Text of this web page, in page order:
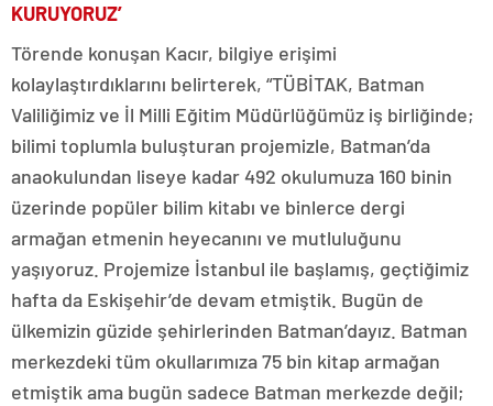
KURUYORUZ’
Törende konuşan Kacır, bilgiye erişimi
kolaylaştırdıklarını belirterek, “TÜBİTAK, Batman
Valiliğimiz ve İl Milli Eğitim Müdürlüğümüz iş birliğinde;
bilimi toplumla buluşturan projemizle, Batman’da
anaokulundan liseye kadar 492 okulumuza 160 binin
üzerinde popüler bilim kitabı ve binlerce dergi
armağan etmenin heyecanını ve mutluluğunu
yaşıyoruz. Projemize İstanbul ile başlamış, geçtiğimiz
hafta da Eskişehir’de devam etmiştik. Bugün de
ülkemizin güzide şehirlerinden Batman’dayız. Batman
merkezdeki tüm okullarımıza 75 bin kitap armağan
etmiştik ama bugün sadece Batman merkezde değil;